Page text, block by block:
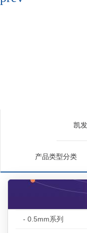
凯
产品类型分类
- 0.5mm系列